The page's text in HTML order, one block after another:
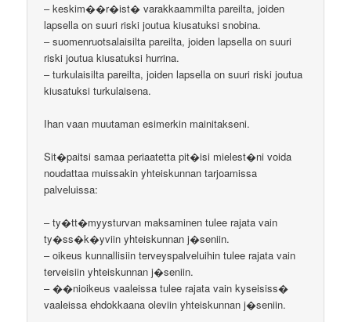
– keskim��r�ist� varakkaammilta pareilta, joiden
lapsella on suuri riski joutua kiusatuksi snobina.
– suomenruotsalaisilta pareilta, joiden lapsella on suuri
riski joutua kiusatuksi hurrina.
– turkulaisilta pareilta, joiden lapsella on suuri riski joutua
kiusatuksi turkulaisena.
Ihan vaan muutaman esimerkin mainitakseni.
Sit�paitsi samaa periaatetta pit�isi mielest�ni voida
noudattaa muissakin yhteiskunnan tarjoamissa
palveluissa:
– ty�tt�myysturvan maksaminen tulee rajata vain
ty�ss�k�yviin yhteiskunnan j�seniin.
– oikeus kunnallisiin terveyspalveluihin tulee rajata vain
terveisiin yhteiskunnan j�seniin.
– ��nioikeus vaaleissa tulee rajata vain kyseisiss�
vaaleissa ehdokkaana oleviin yhteiskunnan j�seniin.